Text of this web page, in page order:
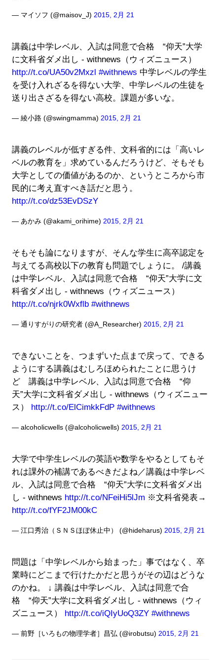
— マイソフ (@maisov_J) 2015, 2月 21
講義は中学レベル、入試は同意で合格 “仰天”大学
に文科省ダメ出し - withnews（ウィズニュース）
http://t.co/UA50v2Mxzl #withnews 中学レベルの学生
を受け入れざるを得ない大学、中学レベルの生徒を
送り出さざるを得ない高校。課題が多いな。
— 綾小路 (@swingmamma) 2015, 2月 21
講義のレベルが低すぎる件、文科省的には「高いレ
ベルの教育を」求めているんだろうけど、そもそも
大学としての価値があるのか、というところから市
民的に考え直すべき話だと思う。
http://t.co/dz53EvDSzY
— あかみ (@akami_orihime) 2015, 2月 21
そもそも論になりますが、そんな学生に高卒認定を
与えてる高校以下の教育も問題でしょうに。 /講義
は中学レベル、入試は同意で合格 “仰天”大学に文
科省ダメ出し - withnews（ウィズニュース）
http://t.co/njrk0Wxflb #withnews
— 通りすがりの研究者 (@A_Researcher) 2015, 2月 21
できないことを、つまずいた点まで戻って、できる
ようにする講義はむしろほめられたことに思うけ
ど 講義は中学レベル、入試は同意で合格 “仰
天”大学に文科省ダメ出し - withnews（ウィズニュー
ス） http://t.co/ElCimkkFdP #withnews
— alcoholicwells (@alcoholicwells) 2015, 2月 21
大学で中学生レベルの英語や数学をやるとしてもそ
れは課外の補講であるべきだよね／講義は中学レベ
ル、入試は同意で合格 “仰天”大学に文科省ダメ出
し - withnews http://t.co/NFeiHi5lJm ※文科省発表→
http://t.co/fYF2JM00kC
— 江口秀治（ＳＮＳほぼ休止中） (@hideharus) 2015, 2月 21
問題は「中学レベルから始まった」事ではなく、卒
業時にどこまで行けたかだと思うがその辺はどうな
のかね。 ↓ 講義は中学レベル、入試は同意で合
格 “仰天”大学に文科省ダメ出し - withnews（ウィ
ズニュース） http://t.co/iQIyUoQ3ZY #withnews
— 前野［いろもの物理学者］昌弘 (@irobutsu) 2015, 2月 21